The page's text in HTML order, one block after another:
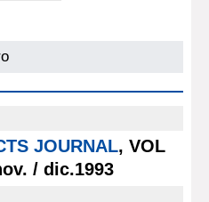
JOURNAL, VOL
/ dic.1993